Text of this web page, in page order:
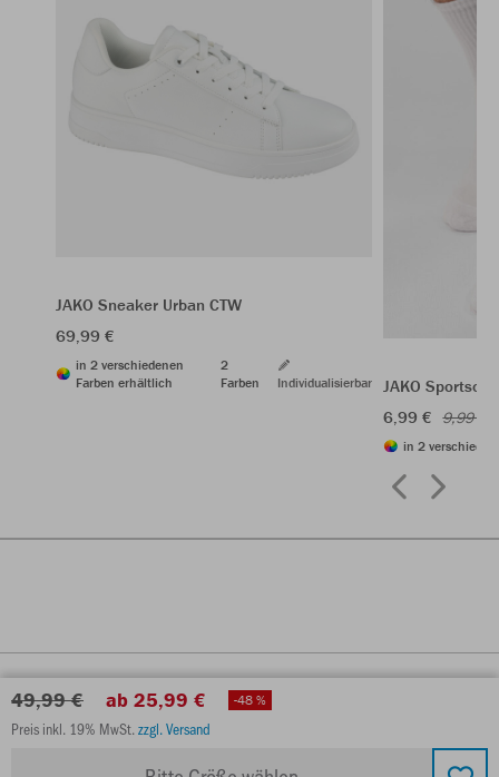
49,99 € ab 25,99 € -48 %
Preis inkl. 19% MwSt.zzgl. Versand
JAKO Sneaker Urban CTW
69,99 €
in 2 verschiedenen
Farben erhältlich
2
Farben
Individualisierbar
JAKO
6,99 € 9,99 €
in 2